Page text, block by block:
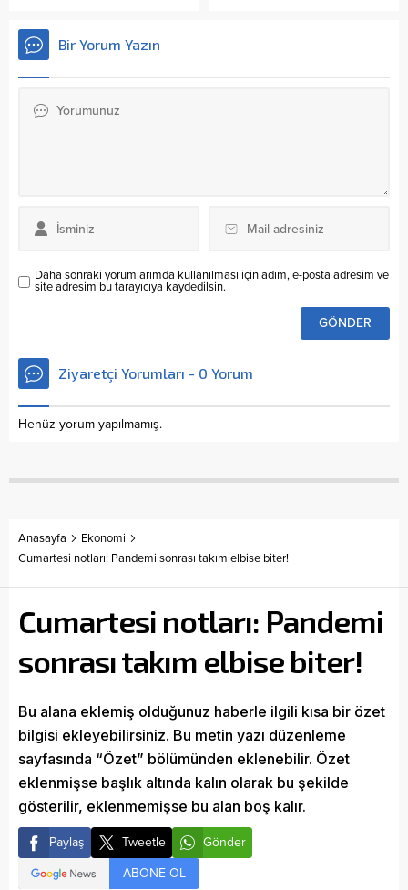
Bir Yorum Yazın
Daha sonraki yorumlarımda kullanılması için adım, e-posta adresim ve
site adresim bu tarayıcıya kaydedilsin.
Ziyaretçi Yorumları - 0 Yorum
Henüz yorum yapılmamış.
Anasayfa
Ekonomi
Cumartesi notları: Pandemi sonrası takım elbise biter!
Cumartesi notları: Pandemi
sonrası takım elbise biter!
Bu alana eklemiş olduğunuz haberle ilgili kısa bir özet
bilgisi ekleyebilirsiniz. Bu metin yazı düzenleme
sayfasında “Özet” bölümünden eklenebilir. Özet
eklenmişse başlık altında kalın olarak bu şekilde
gösterilir, eklenmemişse bu alan boş kalır.
Paylaş Tweetle
Gönder
ABONE OL